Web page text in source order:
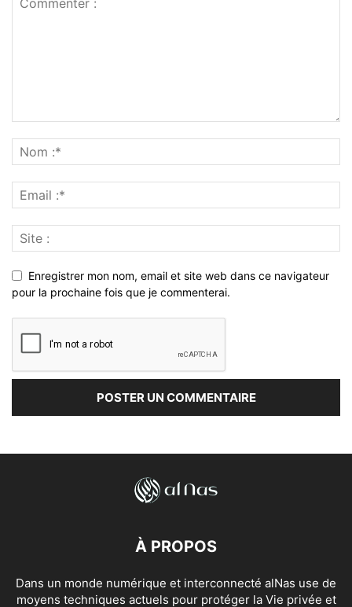
Enregistrer mon nom, email et site web dans ce navigateur
pour la prochaine fois que je commenterai.
À PROPOS
Dans un monde numérique et interconnecté alNas use de
moyens techniques actuels pour protéger la Vie privée et